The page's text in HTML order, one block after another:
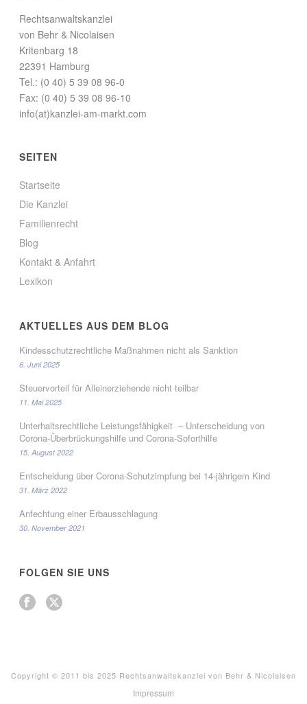
Rechtsanwaltskanzlei
von Behr & Nicolaisen
Kritenbarg 18
22391 Hamburg
Tel.: (0 40) 5 39 08 96-0
Fax: (0 40) 5 39 08 96-10
info(at)kanzlei-am-markt.com
SEITEN
Startseite
Die Kanzlei
Familienrecht
Blog
Kontakt & Anfahrt
Lexikon
AKTUELLES AUS DEM BLOG
Kindesschutzrechtliche Maßnahmen nicht als Sanktion
6. Juni 2025
Steuervorteil für Alleinerziehende nicht teilbar
11. Mai 2025
Unterhaltsrechtliche Leistungsfähigkeit – Unterscheidung von
Corona-Überbrückungshilfe und Corona-Soforthilfe
15. August 2022
Entscheidung über Corona-Schutzimpfung bei 14-jährigem Kind
31. März 2022
Anfechtung einer Erbausschlagung
30. November 2021
FOLGEN SIE UNS
Copyright © 2011 bis 2025 Rechtsanwaltskanzlei von Behr & Nicolaisen
Impressum